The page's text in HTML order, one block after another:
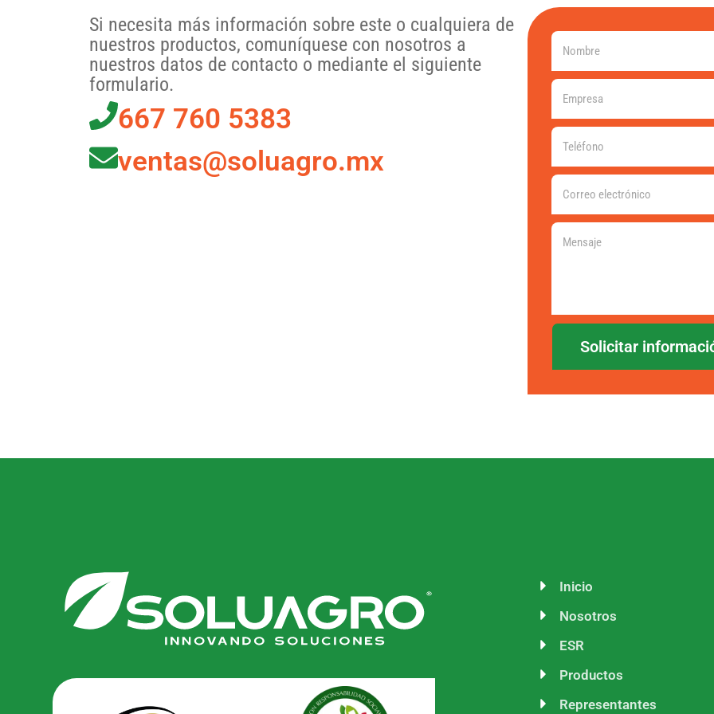
Si necesita más información sobre este o cualquiera de
nuestros productos, comuníquese con nosotros a
nuestros datos de contacto o mediante el siguiente
formulario.
667 760 5383
ventas@soluagro.mx
Solicitar
Inicio
Nosotros
ESR
Productos
Representantes